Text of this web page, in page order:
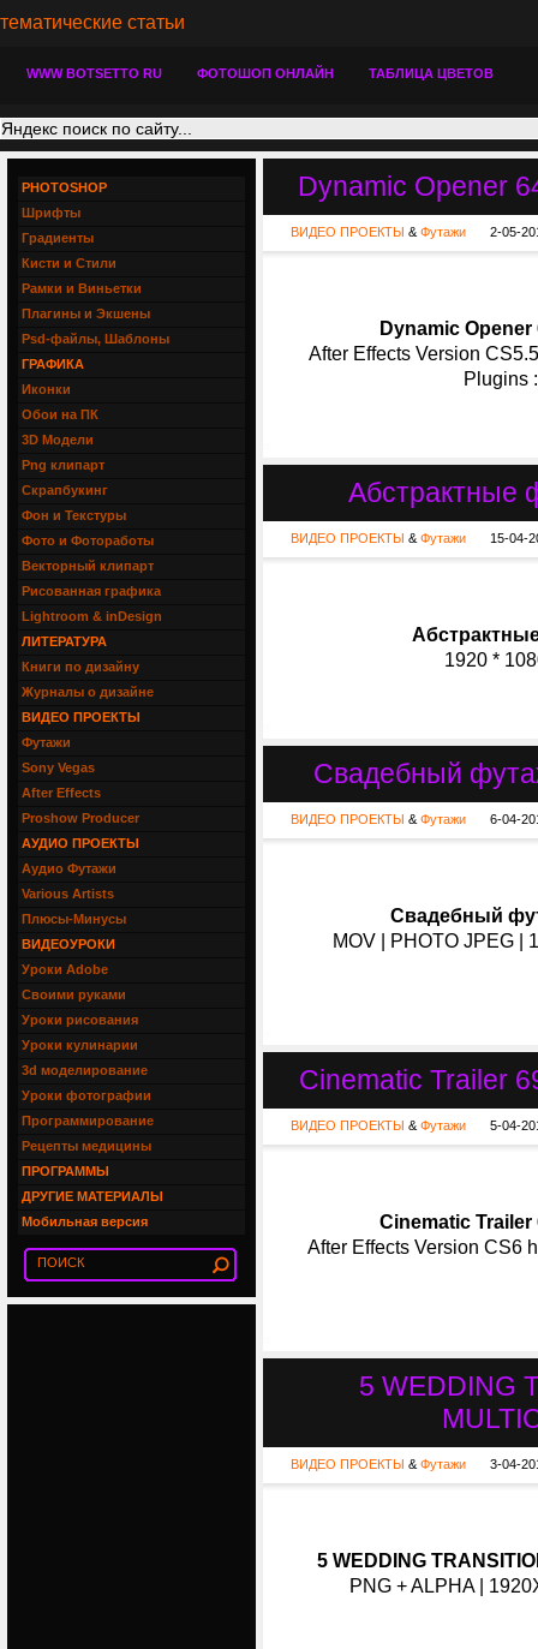
тематические статьи
WWW BOTSETTO RU ФОТОШОП ОНЛАЙН ТАБЛИЦА ЦВЕТОВ
Dynamic Opener
ВИДЕО ПРОЕКТЫ & Футажи 2-05-
Dynamic
After Effects Version
Plugins
Абстрактные
ВИДЕО ПРОЕКТЫ & Футажи 15-04-
1920 *
Свадебный
ВИДЕО ПРОЕКТЫ & Футажи 6-04-
Свадебный
MOV | PHOTO JPEG |
Cinematic Trailer
ВИДЕО ПРОЕКТЫ & Футажи 5-04-
Cinematic Trailer
After Effects Version CS6
5 WEDDING
ВИДЕО ПРОЕКТЫ & Футажи 3-04-
5 WEDDING
PNG + ALPHA |
PHOTOSHOP
Шрифты
Градиенты
Кисти и Стили
Рамки и Виньетки
Плагины и Экшены
Psd-файлы, Шаблоны
ГРАФИКА
Иконки
Обои на ПК
3D Модели
Png клипарт
Скрапбукинг
Фон и Текстуры
Фото и Фотоработы
Векторный клипарт
Рисованная графика
Lightroom & inDesign
ЛИТЕРАТУРА
Книги по дизайну
Журналы о дизайне
ВИДЕО ПРОЕКТЫ
Футажи
Sony Vegas
After Effects
Proshow Producer
АУДИО ПРОЕКТЫ
Аудио Футажи
Various Artists
Плюсы-Минусы
ВИДЕОУРОКИ
Уроки Adobe
Своими руками
Уроки рисования
Уроки кулинарии
3d моделирование
Уроки фотографии
Программирование
Рецепты медицины
ПРОГРАММЫ
ДРУГИЕ МАТЕРИАЛЫ
Мобильная версия